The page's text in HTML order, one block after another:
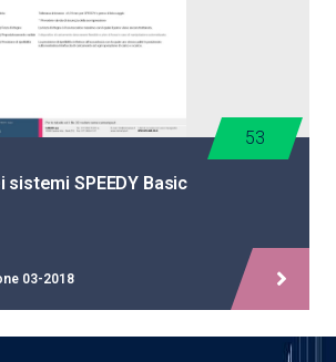
sistemi SPEEDY Basic
53
03-2018